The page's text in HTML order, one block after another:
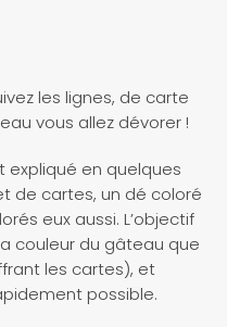
les lignes, de carte
vous allez dévorer !
expliqué en quelques
de cartes, un dé coloré
eux aussi. L’objectif
couleur du gâteau que
les cartes), et
possible.